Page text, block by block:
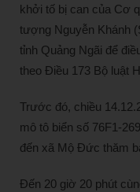
khởi tố bị can của Cơ
tượng Nguyễn Khánh
tỉnh Quảng Ngãi để
theo Điều 173 Bộ luật
Trước đó, chiều
mô tô biển số 76F1-
đến xã Mộ Đức thăm
Đến 20 giờ 20 phút